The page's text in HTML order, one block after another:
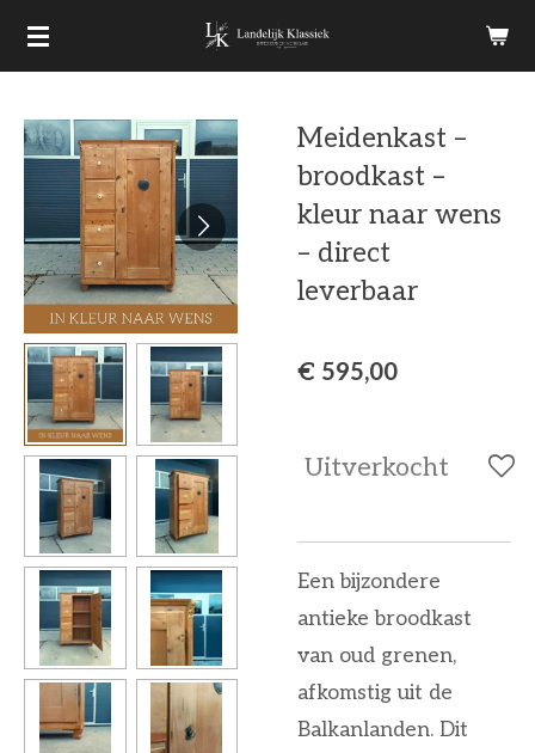
Ga
direct
de
hoofdinhoud
Meidenkast –
broodkast –
kleur naar wens
– direct
leverbaar
€ 595,00
Uitverkocht
Een bijzondere
antieke broodkast
van oud grenen,
afkomstig uit de
Balkanlanden. Dit